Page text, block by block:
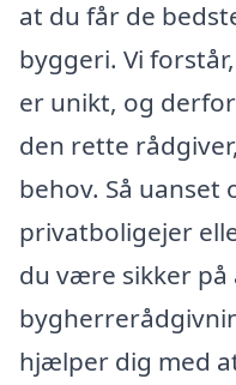
at du får de
byggeri. Vi
er unikt, og
den rette
behov. Så uanset
privatboligejer
du være sikker
hjælper dig med